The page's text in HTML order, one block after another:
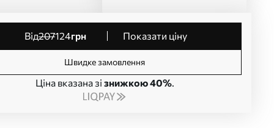
від207124грн Показати ціну
Швидке замовлення
Ціна вказана зі знижкою 40%.